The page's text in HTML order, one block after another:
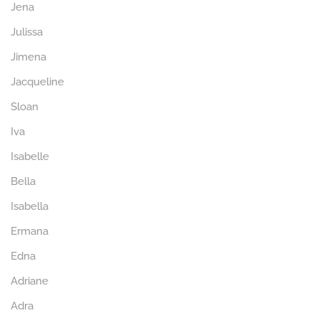
Jena
Julissa
Jimena
Jacqueline
Sloan
Iva
Isabelle
Bella
Isabella
Ermana
Edna
Adriane
Adra